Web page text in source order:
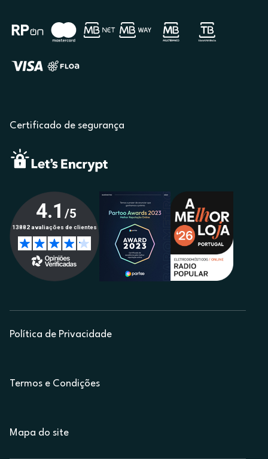
Certificado de segurança
Política de Privacidade
Termos e Condições
Mapa do site